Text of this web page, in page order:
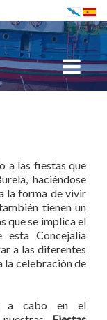
a las fiestas que
haciéndose
la forma de vivir
tienen un
que se implica el
esta Concejalía
a las diferentes
la celebración de
a cabo en el